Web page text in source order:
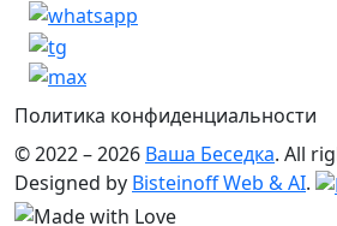
Политика конфиденциальности
© 2022 – 2026 Ваша Беседка. All
Designed by Bisteinoff Web & AI.